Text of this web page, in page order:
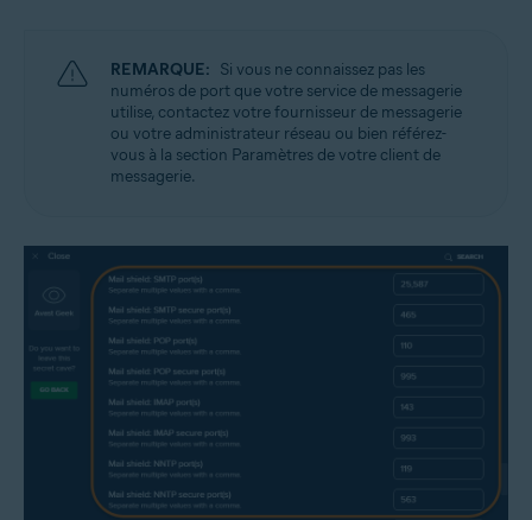
REMARQUE: Si vous ne connaissez pas les
numéros de port que votre service de messagerie
utilise, contactez votre fournisseur de messagerie
ou votre administrateur réseau ou bien référez-
vous à la section Paramètres de votre client de
messagerie.